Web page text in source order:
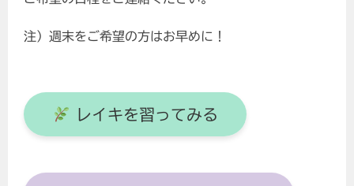
注）週末をご希望の方はお早めに！
レイキを習ってみる